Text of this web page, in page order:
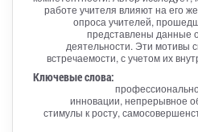
работе учителя влияют на его
опроса учителей,
представлены данные
деятельности. Эти мотивы
встречаемости, с учетом их
Ключевые слова:
инновации, непрерывное
стимулы к росту,